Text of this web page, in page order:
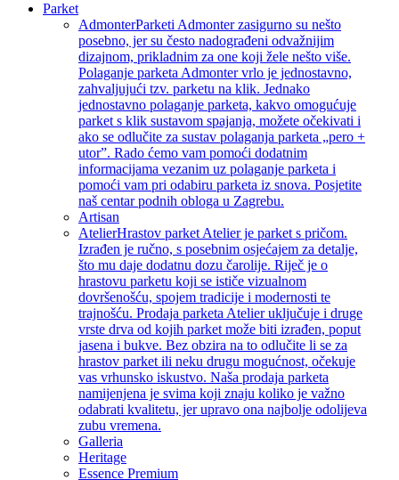
Parket
AdmonterParketi Admonter zasigurno su nešto
posebno, jer su često nadograđeni odvažnijim
dizajnom, prikladnim za one koji žele nešto više.
Polaganje parketa Admonter vrlo je jednostavno,
zahvaljujući tzv. parketu na klik. Jednako
jednostavno polaganje parketa, kakvo omogućuje
parket s klik sustavom spajanja, možete očekivati i
ako se odlučite za sustav polaganja parketa „pero +
utor”. Rado ćemo vam pomoći dodatnim
informacijama vezanim uz polaganje parketa i
pomoći vam pri odabiru parketa iz snova. Posjetite
naš centar podnih obloga u Zagrebu.
Artisan
AtelierHrastov parket Atelier je parket s pričom.
Izrađen je ručno, s posebnim osjećajem za detalje,
što mu daje dodatnu dozu čarolije. Riječ je o
hrastovu parketu koji se ističe vizualnom
dovršenošću, spojem tradicije i modernosti te
trajnošću. Prodaja parketa Atelier uključuje i druge
vrste drva od kojih parket može biti izrađen, poput
jasena i bukve. Bez obzira na to odlučite li se za
hrastov parket ili neku drugu mogućnost, očekuje
vas vrhunsko iskustvo. Naša prodaja parketa
namijenjena je svima koji znaju koliko je važno
odabrati kvalitetu, jer upravo ona najbolje odolijeva
zubu vremena.
Galleria
Heritage
Essence Premium